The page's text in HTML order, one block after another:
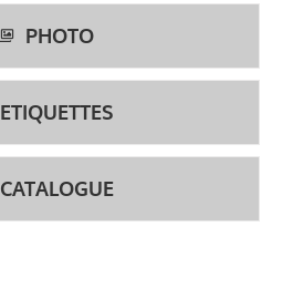
PHOTO
ETIQUETTES
CATALOGUE